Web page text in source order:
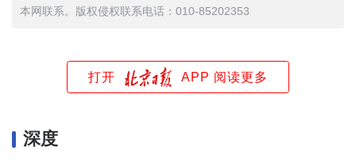
本网联系。版权侵权联系电话：010-85202353
打开 APP 阅读更多
深度